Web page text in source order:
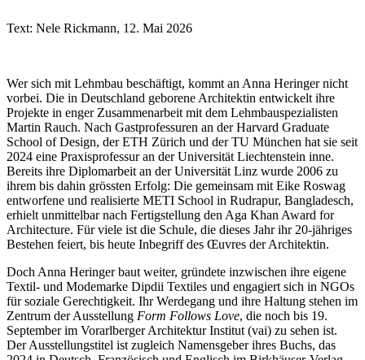
Text: Nele Rickmann, 12. Mai 2026
Wer sich mit Lehmbau beschäftigt, kommt an Anna Heringer nicht
vorbei. Die in Deutschland geborene Architektin entwickelt ihre
Projekte in enger Zusammenarbeit mit dem Lehmbauspezialisten
Martin Rauch. Nach Gastprofessuren an der Harvard Graduate
School of Design, der ETH Zürich und der TU München hat sie seit
2024 eine Praxisprofessur an der Universität Liechtenstein inne.
Bereits ihre Diplomarbeit an der Universität Linz wurde 2006 zu
ihrem bis dahin grössten Erfolg: Die gemeinsam mit Eike Roswag
entworfene und realisierte METI School in Rudrapur, Bangladesch,
erhielt unmittelbar nach Fertigstellung den Aga Khan Award for
Architecture. Für viele ist die Schule, die dieses Jahr ihr 20-jähriges
Bestehen feiert, bis heute Inbegriff des Œuvres der Architektin.
Doch Anna Heringer baut weiter, gründete inzwischen ihre eigene
Textil- und Modemarke Dipdii Textiles und engagiert sich in NGOs
für soziale Gerechtigkeit. Ihr Werdegang und ihre Haltung stehen im
Zentrum der Ausstellung Form Follows Love, die noch bis 19.
September im Vorarlberger Architektur Institut (vai) zu sehen ist.
Der Ausstellungstitel ist zugleich Namensgeber ihres Buchs, das